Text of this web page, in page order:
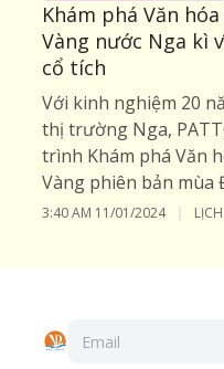
Khám phá Văn
Vàng nước Nga kì
cổ tích
Với kinh nghiệm 20
thị trường Nga,
trình Khám phá Văn
Vàng phiên bản mùa
3:40 AM 11/01/2024